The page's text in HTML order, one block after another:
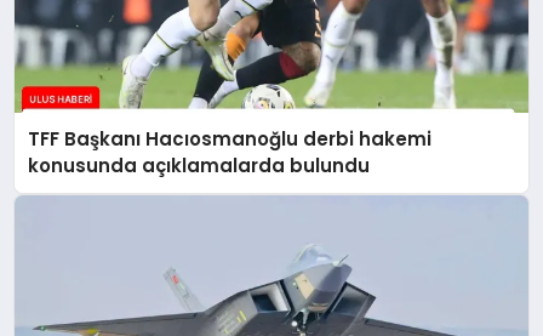
TFF Başkanı Hacıosmanoğlu derbi hakemi
konusunda açıklamalarda bulundu